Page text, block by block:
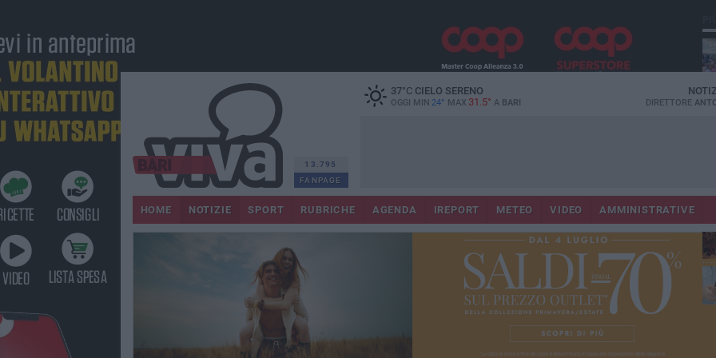
13.795
FANPAGE
37°CCIELO SERENO
OGGI MIN 24° MAX 31.5° A BARI DIRETTORE
HOME NOTIZIE SPORT RUBRICHE AGENDA IREPORT METEO VIDEO AMMINISTRATIVE